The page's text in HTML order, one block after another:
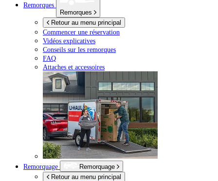
Remorques
Remorques
Retour au menu principal
Commencer une réservation
Vidéos explicatives
Conseils sur les remorques
FAQ
Attaches et accessoires
Remorquage
Remorquage
Retour au menu principal